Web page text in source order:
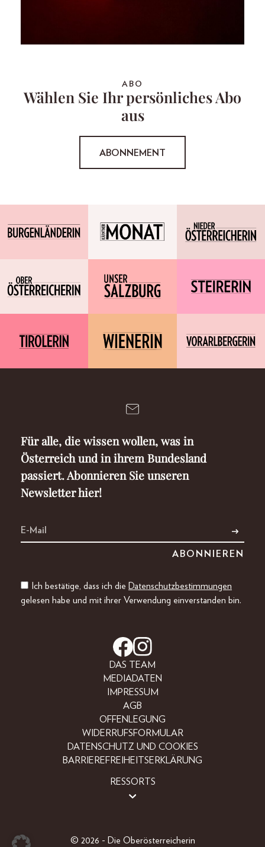
ABO
Wählen Sie Ihr persönliches Abo
aus
ABONNEMENT
Für alle, die wissen wollen, was in
Österreich und in ihrem Bundesland
passiert. Abonnieren Sie unseren
Newsletter hier!
Ich bestätige, dass ich die Datenschutzbestimmungen
gelesen habe und mit ihrer Verwendung einverstanden bin.
DAS TEAM
MEDIADATEN
IMPRESSUM
AGB
OFFENLEGUNG
WIDERRUFSFORMULAR
DATENSCHUTZ UND COOKIES
BARRIEREFREIHEITSERKLÄRUNG
RESSORTS
© 2026 - Die Oberösterreicherin